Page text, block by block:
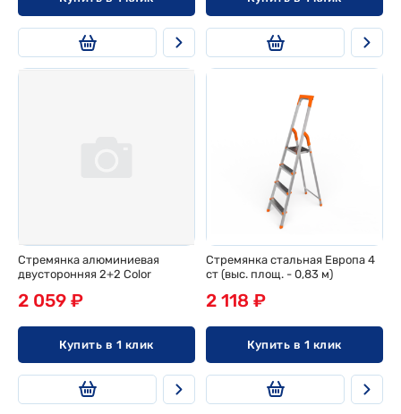
Стремянка алюминиевая
двусторонняя 2+2 Color
2 059 ₽
Купить в 1 клик
Стремянка стальная Европа 4
ст (выс. площ. - 0,83 м)
2 118 ₽
Купить в 1 клик